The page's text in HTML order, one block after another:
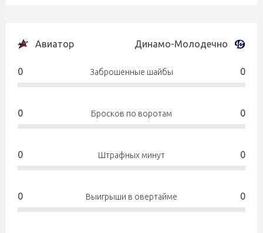
Авиатор Динамо-Молодечно
0 Заброшенные шайбы 0
0 Бросков по воротам 0
0 Штрафных минут 0
0 Выигрыши в овертайме 0